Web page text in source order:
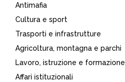
Antimafia
Cultura e sport
Trasporti e infrastrutture
Agricoltura, montagna e parchi
Lavoro, istruzione e formazione
Affari istituzionali